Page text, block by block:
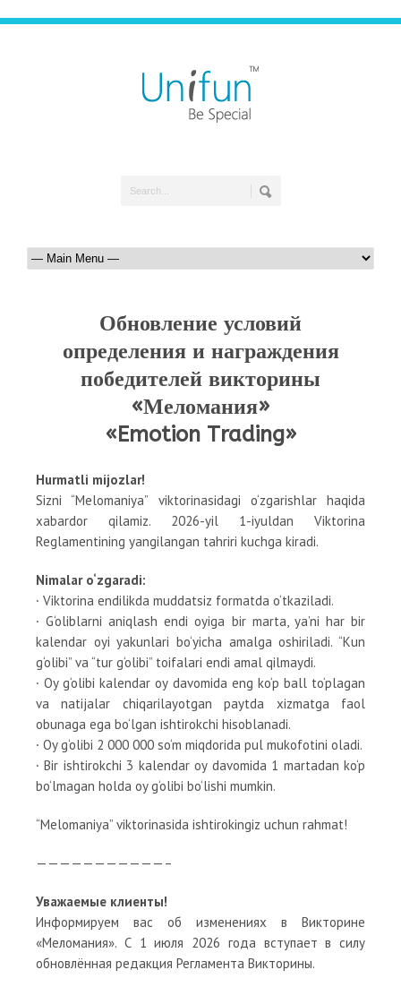
Обновление условий
определения и награждения
победителей викторины
«Меломания»
«Emotion Trading»
Hurmatli mijozlar!
Sizni “Melomaniya” viktorinasidagi o‘zgarishlar haqida
xabardor qilamiz. 2026-yil 1-iyuldan Viktorina
Reglamentining yangilangan tahriri kuchga kiradi.
Nimalar o‘zgaradi:
∙ Viktorina endilikda muddatsiz formatda o‘tkaziladi.
∙ G‘oliblarni aniqlash endi oyiga bir marta, ya’ni har bir
kalendar oyi yakunlari bo‘yicha amalga oshiriladi. “Kun
g‘olibi” va “tur g‘olibi” toifalari endi amal qilmaydi.
∙ Oy g‘olibi kalendar oy davomida eng ko‘p ball to‘plagan
va natijalar chiqarilayotgan paytda xizmatga faol
obunaga ega bo‘lgan ishtirokchi hisoblanadi.
∙ Oy g‘olibi 2 000 000 so‘m miqdorida pul mukofotini oladi.
∙ Bir ishtirokchi 3 kalendar oy davomida 1 martadan ko‘p
bo‘lmagan holda oy g‘olibi bo‘lishi mumkin.
“Melomaniya” viktorinasida ishtirokingiz uchun rahmat!
———————————–
Уважаемые клиенты!
Информируем вас об изменениях в Викторине
«Меломания». С 1 июля 2026 года вступает в силу
обновлённая редакция Регламента Викторины.